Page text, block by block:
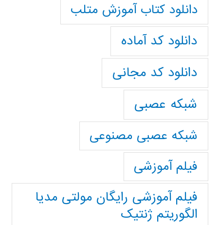
دانلود کتاب آموزش متلب
دانلود کد آماده
دانلود کد مجانی
شبکه عصبی
شبکه عصبی مصنوعی
فیلم آموزشی
فیلم آموزشی رایگان مولتی مدیا
الگوریتم ژنتیک